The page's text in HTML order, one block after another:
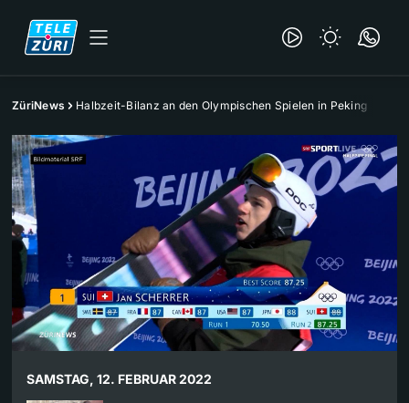
ZüriNews Halbzeit-Bilanz an den Olympischen Spielen in Peking
SAMSTAG, 12. FEBRUAR 2022